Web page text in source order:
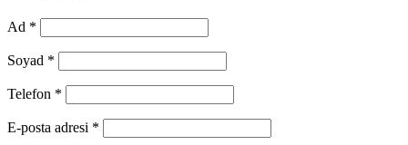
Ad *
Soyad *
Telefon *
E-posta adresi *